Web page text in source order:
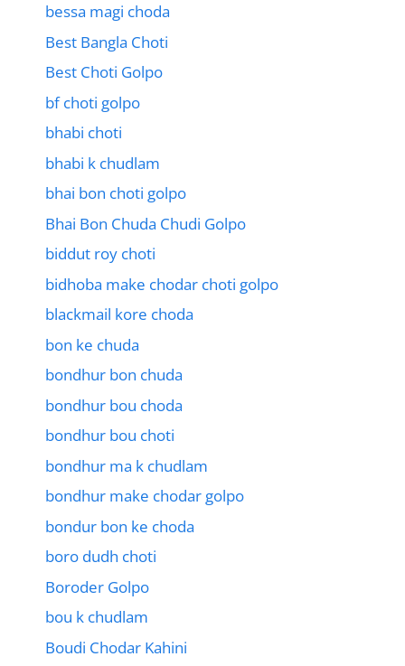
bessa magi choda
Best Bangla Choti
Best Choti Golpo
bf choti golpo
bhabi choti
bhabi k chudlam
bhai bon choti golpo
Bhai Bon Chuda Chudi Golpo
biddut roy choti
bidhoba make chodar choti golpo
blackmail kore choda
bon ke chuda
bondhur bon chuda
bondhur bou choda
bondhur bou choti
bondhur ma k chudlam
bondhur make chodar golpo
bondur bon ke choda
boro dudh choti
Boroder Golpo
bou k chudlam
Boudi Chodar Kahini